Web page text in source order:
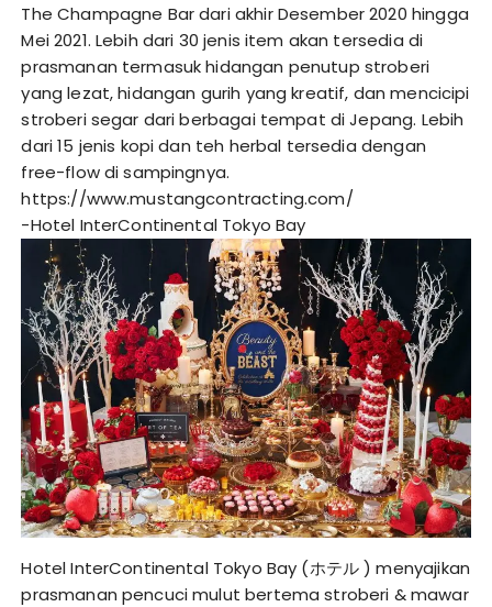
The Champagne Bar dari akhir Desember 2020 hingga
Mei 2021. Lebih dari 30 jenis item akan tersedia di
prasmanan termasuk hidangan penutup stroberi
yang lezat, hidangan gurih yang kreatif, dan mencicipi
stroberi segar dari berbagai tempat di Jepang. Lebih
dari 15 jenis kopi dan teh herbal tersedia dengan
free-flow di sampingnya.
https://www.mustangcontracting.com/
-Hotel InterContinental Tokyo Bay
Hotel InterContinental Tokyo Bay (ホテル ) menyajikan
prasmanan pencuci mulut bertema stroberi & mawar